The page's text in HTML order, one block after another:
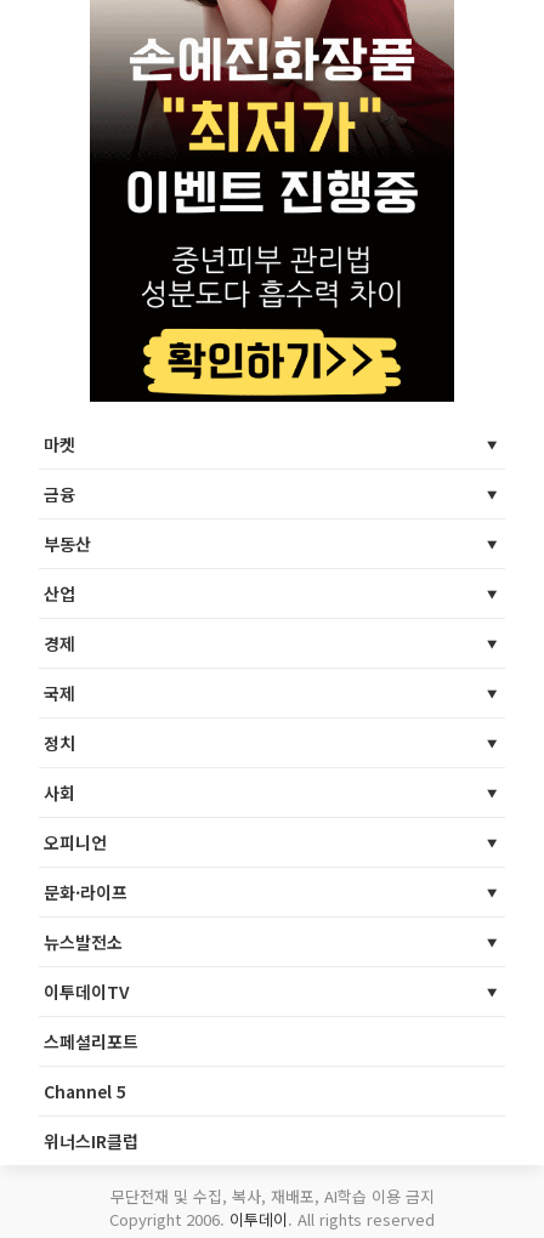
마켓
금융
부동산
산업
경제
국제
정치
사회
오피니언
문화·라이프
뉴스발전소
이투데이TV
스페셜리포트
Channel 5
위너스IR클럽
무단전재 및 수집, 복사, 재배포, AI학습 이용 금지
Copyright 2006. 이투데이. All rights reserved